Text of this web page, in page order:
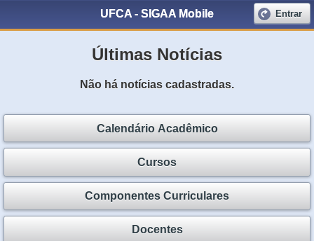
UFCA - SIGAA Mobile Entrar
Últimas Notícias
Não há notícias cadastradas.
Calendário Acadêmico
Cursos
Componentes Curriculares
Docentes